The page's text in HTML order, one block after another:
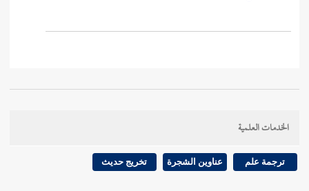
الخدمات العلمية
ترجمة علم عناوين الشجرة تخريج حديث